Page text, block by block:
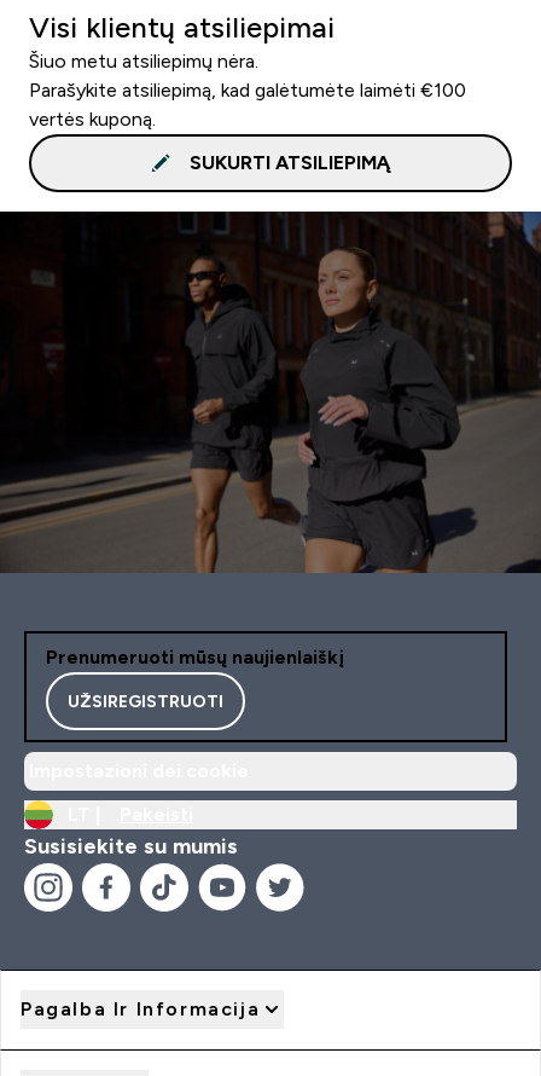
Visi klientų atsiliepimai
Šiuo metu atsiliepimų nėra.
Parašykite atsiliepimą, kad galėtumėte laimėti €100
vertės kuponą.
SUKURTI ATSILIEPIMĄ
Prenumeruoti mūsų naujienlaiškį
UŽSIREGISTRUOTI
Susisiekite su mumis
Pagalba Ir Informacija